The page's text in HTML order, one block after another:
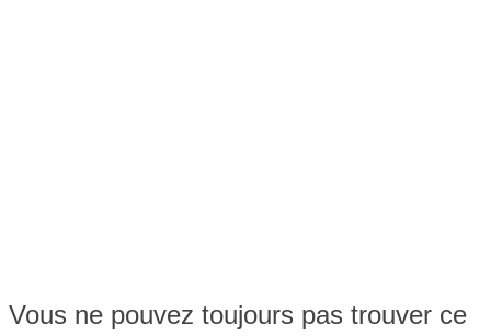
Vous ne pouvez toujours pas trouver ce